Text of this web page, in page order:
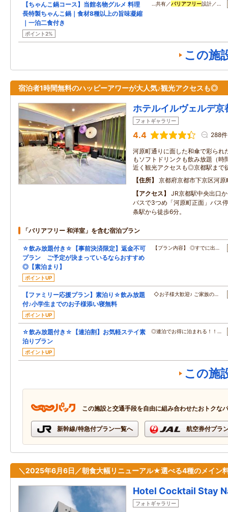
【ちゃんこ鍋コース】当館名物グルメ 料理
長特製ちゃんこ鍋｜食材8種以上の旨味凝縮
｜一泊二食付き
ポイント2%
…共有／バリアフリー設計／…
この施
宿泊者1時間無料のハッピーアワーが大人気♪観光アクセスも◎
ホテルイルヴェルデ京
フォトギャラリー
4.4 288件
河原町通りに面した和傘で彩られ
もソフトドリンクも飲み放題（時
近く観光アクセスも◎京都駅まで
住所
京都府京都市下京区河
アクセス
JR京都駅中央出口
バスで3つめ「河原町正面」バス
条駅から徒歩6分。
「バリアフリー 和洋室」を含む宿泊プラン
☆飲み放題付き☆【事前決済限定】返金不可
プラン ご予定が決まっているならおすすめ
◎【素泊まり】
ポイントUP
【プラン内容】 ◎すでに出…
【ファミリー応援プラン】素泊り☆飲み放題
付♪小学生までのお子様添い寝無料
ポイントUP
◇お子様大歓迎♪ ご家族の…
☆飲み放題付き☆【連泊割】お気軽ステイ素
泊りプラン
ポイントUP
◎連泊でお得に泊まれる！！…
この施
この施設と交通手段を自由に組み合わせたおトクな
新幹線/特急付プラン一覧へ 航空券付プラ
＼2025年6月6日／朝食大幅リニューアル★選べる4種のメイン
Hotel Cocktail Stay
フォトギャラリー